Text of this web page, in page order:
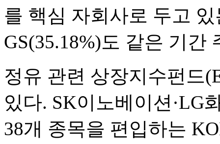
를 핵심 자회사로 두고
GS(35.18%)도 같은 기간
정유 관련 상장지수펀드
있다. SK이노베이션·LG
38개 종목을 편입하는